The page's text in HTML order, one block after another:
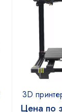
3D
Цена по